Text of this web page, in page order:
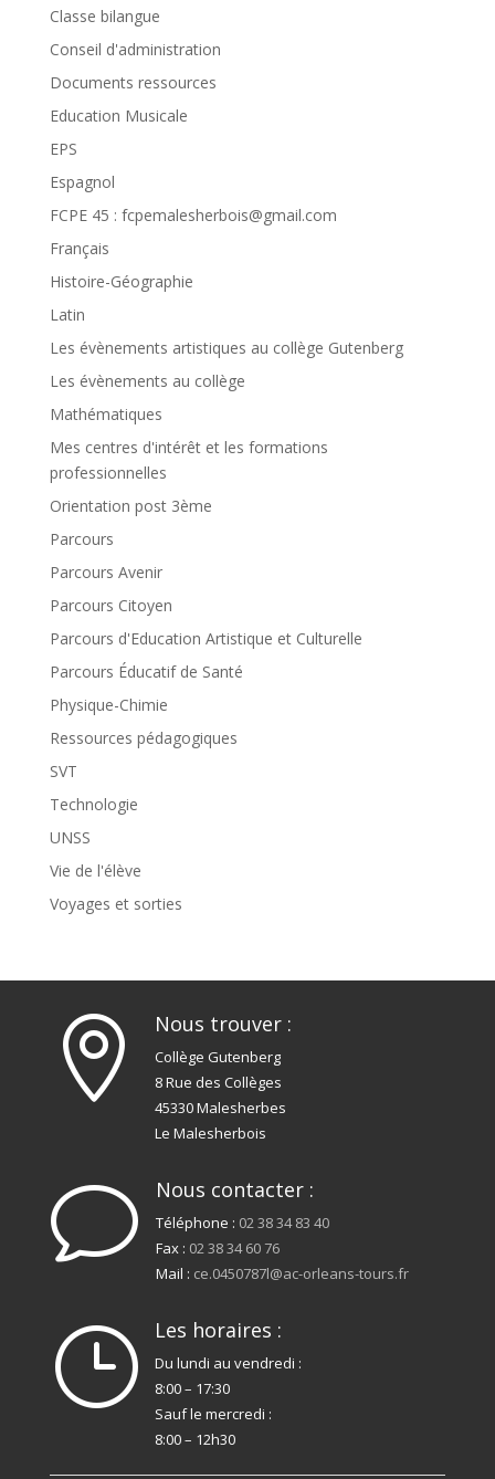
Classe bilangue
Conseil d'administration
Documents ressources
Education Musicale
EPS
Espagnol
FCPE 45 : fcpemalesherbois@gmail.com
Français
Histoire-Géographie
Latin
Les évènements artistiques au collège Gutenberg
Les évènements au collège
Mathématiques
Mes centres d'intérêt et les formations
professionnelles
Orientation post 3ème
Parcours
Parcours Avenir
Parcours Citoyen
Parcours d'Education Artistique et Culturelle
Parcours Éducatif de Santé
Physique-Chimie
Ressources pédagogiques
SVT
Technologie
UNSS
Vie de l'élève
Voyages et sorties
 Nous trouver :
Collège Gutenberg
8 Rue des Collèges
45330 Malesherbes
Le Malesherbois
v Nous contacter :
Téléphone : 02 38 34 83 40
Fax : 02 38 34 60 76
Mail : ce.0450787l@ac-orleans-tours.fr
} Les horaires :
Du lundi au vendredi :
8:00 – 17:30
Sauf le mercredi :
8:00 – 12h30